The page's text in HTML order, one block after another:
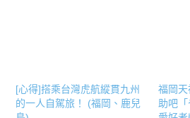
[心得]搭乘台灣虎航縱貫九州
的一人自駕旅！ (福岡、鹿兒
福岡天
助吧